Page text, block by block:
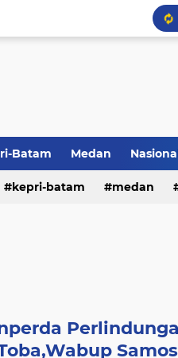
Batam Medan
kepri-batam medan